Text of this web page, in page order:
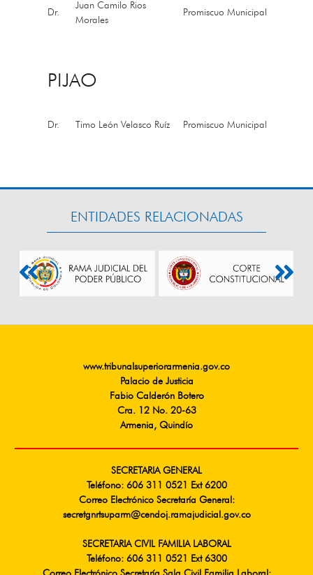
Dr.
Juan Camilo Rios
Morales
Promiscuo Municipal
PIJAO
Dr. Timo León Velasco Ruíz Promiscuo Municipal
ENTIDADES RELACIONADAS
www.tribunalsuperiorarmenia.gov.co
Palacio de Justicia
Fabio Calderón Botero
Cra. 12 No. 20-63
Armenia, Quindío
SECRETARIA GENERAL
Teléfono: 606 311 0521 Ext 6200
Correo Electrónico Secretaría General:
secretgnrtsuparm@cendoj.ramajudicial.gov.co
SECRETARIA CIVIL FAMILIA LABORAL
Teléfono: 606 311 0521 Ext 6300